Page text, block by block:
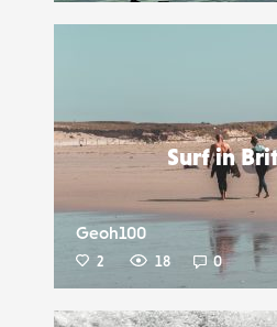
Surf in
Geoh100
2 18 0